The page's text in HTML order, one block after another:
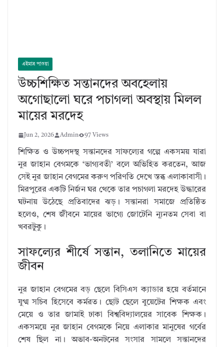
এইমাত্র পাওয়া
উচ্চশিক্ষিত সন্তানদের অবহেলায়
অগোছালো ঘরে পচাগলা অবস্থায় মিলল
মায়ের মরদেহ
Jun 2, 2026 Admin 97 Views
শিক্ষিত ও উচ্চপদস্থ সন্তানদের সাফল্যের গল্পে একসময় যারা
নুর জাহান বেগমকে ‘ভাগ্যবতী’ বলে অভিহিত করতেন, আজ
সেই নুর জাহান বেগমের করুণ পরিণতি দেখে স্তব্ধ এলাকাবাসী।
মিরপুরের একটি নির্জন ঘর থেকে তার পচাগলা মরদেহ উদ্ধারের
ঘটনায় উঠেছে প্রতিবাদের ঝড়। সন্তানরা সমাজে প্রতিষ্ঠিত
হলেও, শেষ জীবনে মায়ের ভাগ্যে জোটেনি ন্যূনতম সেবা বা
খবরটুকু।
সাফল্যের শীর্ষে সন্তান, তলানিতে মায়ের
জীবন
নুর জাহান বেগমের বড় ছেলে বিসিএস ক্যাডার হয়ে বর্তমানে
যুগ্ম সচিব হিসেবে কর্মরত। ছোট ছেলে বুয়েটের শিক্ষক এবং
মেয়ে ও তার জামাই ঢাকা বিশ্ববিদ্যালয়ের সাবেক শিক্ষক।
একসময়ে নুর জাহান বেগমকে নিয়ে এলাকার মানুষের গর্বের
শেষ ছিল না। অভাব-অনটনের সংসার সামলে সন্তানদের